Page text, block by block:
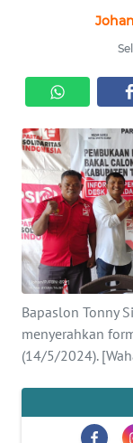
Bapaslon Tonny
menyerahkan
(14/5/2024).
SERBA-
SERBI
OPINI
Informasi
INDEKS
BERITA
KONTAK
KAMI
IKLAN